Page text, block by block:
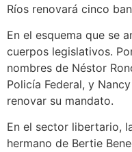
Ríos renovará cinco
En el esquema que se
cuerpos legislativos.
nombres de Néstor
Policía Federal, y
renovar su mandato.
En el sector libertario,
hermano de Bertie